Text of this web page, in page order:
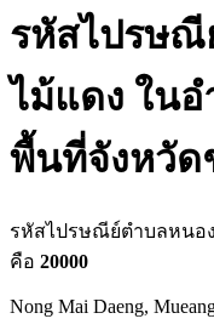
รหัสไปรษ
ไม้แดง ในอ
พื้นที่จังหวัด
รหัสไปรษณีย์ตำบลหนอ
คือ 20000
Nong Mai Daeng,